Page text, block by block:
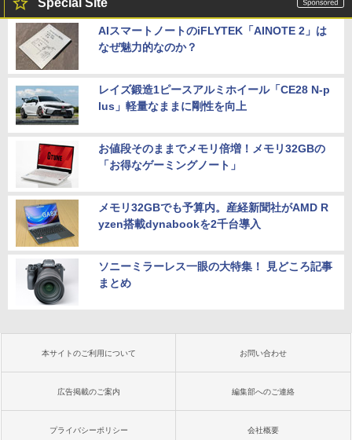
Special Site
AIスマートノートのiFLYTEK「AINOTE 2」は
なぜ魅力的なのか？
レイズ鍛造1ピースアルミホイール「CE28 N-p
lus」軽量なままに剛性を向上
お値段そのままでメモリ倍増！メモリ32GBの
「お得なゲーミングノート」
メモリ32GBでも予算内。産経新聞社がAMD R
yzen搭載dynabookを2千台導入
ソニーミラーレス一眼の大特集！ 見どころ記事
まとめ
本サイトのご利用について お問い合わせ
広告掲載のご案内 編集部へのご連絡
プライバシーポリシー 会社概要